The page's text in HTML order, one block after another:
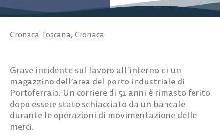
Cronaca Toscana, Cronaca
Grave incidente sul lavoro all’interno di un
magazzino dell’area del porto industriale di
Portoferraio. Un corriere di 51 anni è rimasto ferito
dopo essere stato schiacciato da un bancale
durante le operazioni di movimentazione delle
merci.